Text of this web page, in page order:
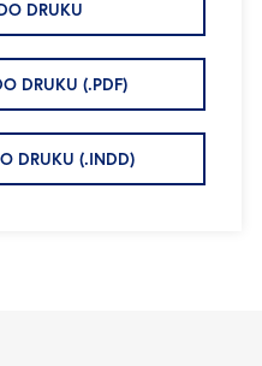
DRUKU
DRUKU (.PDF)
DRUKU (.INDD)